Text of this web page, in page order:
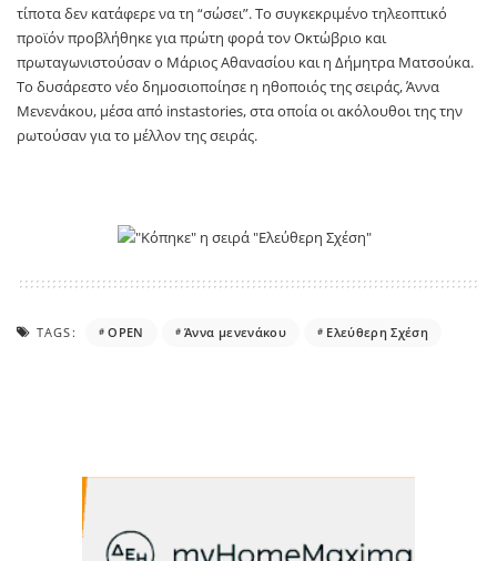
τίποτα δεν κατάφερε να τη “σώσει”. Το συγκεκριμένο τηλεοπτικό
προϊόν προβλήθηκε για πρώτη φορά τον Οκτώβριο και
πρωταγωνιστούσαν ο Μάριος Αθανασίου και η Δήμητρα Ματσούκα.
Το δυσάρεστο νέο δημοσιοποίησε η ηθοποιός της σειράς, Άννα
Μενενάκου, μέσα από instastories, στα οποία οι ακόλουθοι της την
ρωτούσαν για το μέλλον της σειράς.
TAGS: OPEN Άννα μενενάκου Ελεύθερη Σχέση